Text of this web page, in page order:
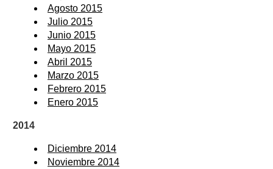
Agosto 2015
Julio 2015
Junio 2015
Mayo 2015
Abril 2015
Marzo 2015
Febrero 2015
Enero 2015
2014
Diciembre 2014
Noviembre 2014